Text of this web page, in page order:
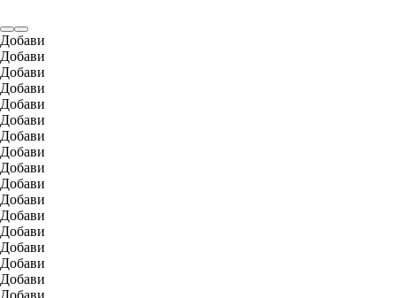
Добави
Добави
Добави
Добави
Добави
Добави
Добави
Добави
Добави
Добави
Добави
Добави
Добави
Добави
Добави
Добави
Добави